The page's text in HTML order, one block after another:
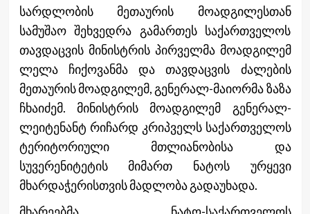
სარდლობის მეთაურის მოადგილესთან
სამუშაო შეხვედრა გამართეს საქართველოს
თავდაცვის მინისტრის პირველმა მოადგილემ
ლელა ჩიქოვანმა და თავდაცვის ძალების
მეთაურის მოადგილემ, გენერალ-მაიორმა ზაზა
ჩხაიძემ. მინისტრის მოადგილემ გენერალ-
ლეიტენანტ რიჩარდ კრიპველს საქართველოს
ტერიტორიული მთლიანობისა და
სუვერენიტეტის მიმართ ნატოს ურყევი
მხარდაჭერისთვის მადლობა გადაუხადა.
მხარეებმა ნატო-საქართველოს